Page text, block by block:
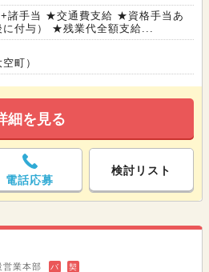
+諸手当 ★交通費支給 ★資格手当あ
に付与） ★残業代全額支給...
町）
細を見る
電話応募
検討リスト
営業本部 バ 契